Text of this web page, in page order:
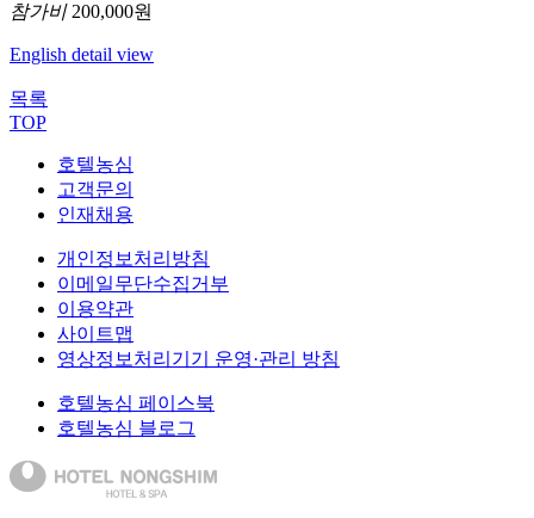
참가비 200,000원
English detail view
목록
TOP
호텔농심
고객문의
인재채용
개인정보처리방침
이메일무단수집거부
이용약관
사이트맵
영상정보처리기기 운영·관리 방침
호텔농심 페이스북
호텔농심 블로그